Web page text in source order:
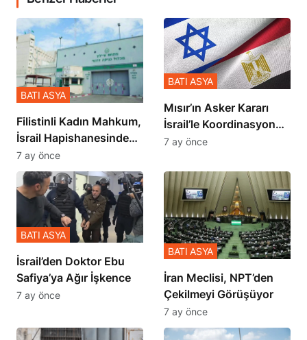
Filistinli Kadın Mahkum,
İsrail Hapishanesindeki
Zulmü Anlattı
BATI ASYA
7 ay önce
Mısır’ın Asker Kararı
İsrail’le Koordinasyon
İçinde Gerçekleşmiş
BATI ASYA
7 ay önce
İsrail’den Doktor Ebu
Safiya’ya Ağır İşkence
BATI ASYA
7 ay önce
İran Meclisi, NPT’den
Çekilmeyi Görüşüyor
BATI ASYA
7 ay önce